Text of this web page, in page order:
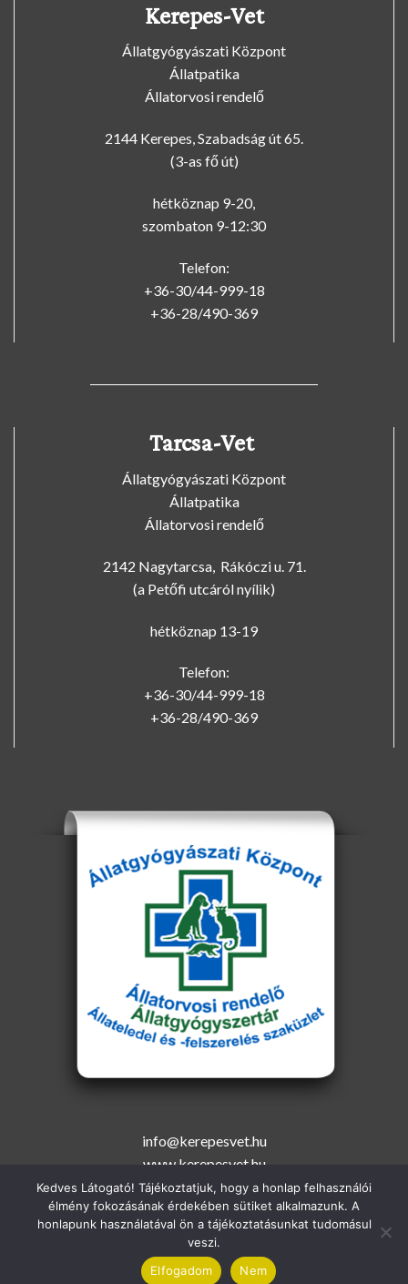
Kerepes-Vet
Állatgyógyászati Központ
Állatpatika
Állatorvosi rendelő
2144 Kerepes, Szabadság út 65.
(3-as fő út)
hétköznap 9-20,
szombaton 9-12:30
Telefon:
+36-30/44-999-18
+36-28/490-369
Tarcsa-Vet
Állatgyógyászati Központ
Állatpatika
Állatorvosi rendelő
2142 Nagytarcsa, Rákóczi u. 71.
(a Petőfi utcáról nyílik)
hétköznap 13-19
Telefon:
+36-30/44-999-18
+36-28/490-369
info@kerepesvet.hu
www.kerepesvet.hu
Created and Designed by:
Copyright 2026 © Kerepesvet
Kedves Látogató! Tájékoztatjuk, hogy a honlap felhasználói
élmény fokozásának érdekében sütiket alkalmazunk. A
honlapunk használatával ön a tájékoztatásunkat tudomásul
veszi.
Elfogadom
Nem